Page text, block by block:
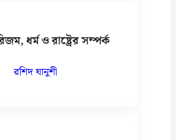
ধর্ম ও রাষ্ট্রের সম্পর্ক
রশিদ ঘানুশী